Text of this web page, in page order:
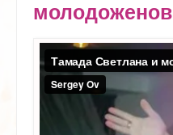
молодоженов